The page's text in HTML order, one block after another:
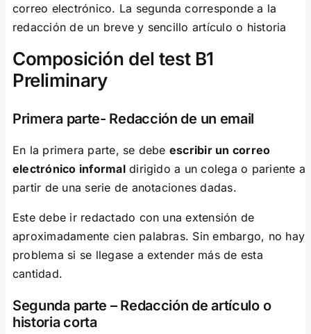
correo electrónico. La segunda corresponde a la
redacción de un breve y sencillo artículo o historia
Composición del test B1
Preliminary
Primera parte- Redacción de un email
En la primera parte, se debe escribir un correo
electrónico informaldirigido a un colega o pariente a
partir de una serie de anotaciones dadas.
Este debe ir redactado con una extensión de
aproximadamente cien palabras. Sin embargo, no hay
problema si se llegase a extender más de esta
cantidad.
Segunda parte – Redacción de artículo o
historia corta